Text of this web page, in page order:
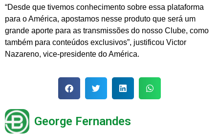
“Desde que tivemos conhecimento sobre essa plataforma
para o América, apostamos nesse produto que será um
grande aporte para as transmissões do nosso Clube, como
também para conteúdos exclusivos”, justificou Victor
Nazareno, vice-presidente do América.
George Fernandes